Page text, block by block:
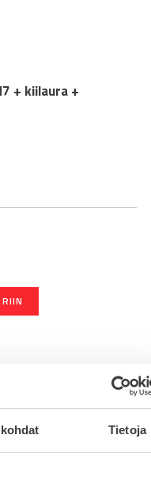
Tietoja
+ kiilaura +
alle 1900mm.
toimitus 150€